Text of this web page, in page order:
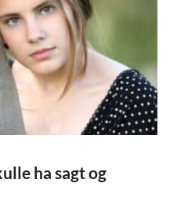
ha sagt og